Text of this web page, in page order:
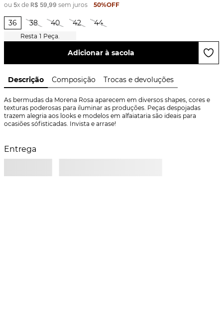
ou 5x de R$ 59,99 sem juros 50%OFF
36 38 40 42 44
1 Peça.
Adicionar à sacola
Descrição Composição Trocas e devoluções
As bermudas da Morena Rosa aparecem em diversos shapes, cores e
texturas poderosas para iluminar as produções. Peças despojadas
trazem alegria aos looks e modelos em alfaiataria são ideais para
ocasiões sófisticadas. Invista e arrase!
Entrega